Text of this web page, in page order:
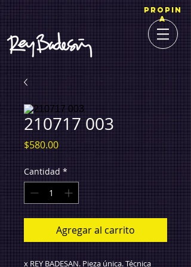
PROPIN
A
210717 003
$580.00Precio
Cantidad *
Agregar al carrito
x REY BADESAN. Pieza única. Técnica